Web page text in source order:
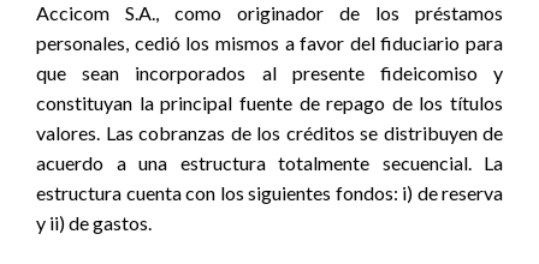
Accicom S.A., como originador de los préstamos
personales, cedió los mismos a favor del fiduciario para
que sean incorporados al presente fideicomiso y
constituyan la principal fuente de repago de los títulos
valores. Las cobranzas de los créditos se distribuyen de
acuerdo a una estructura totalmente secuencial. La
estructura cuenta con los siguientes fondos: i) de reserva
y ii) de gastos.